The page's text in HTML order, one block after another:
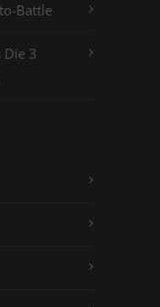
Battle
Die 3